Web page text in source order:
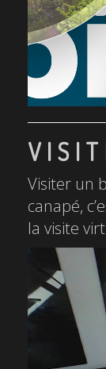
Visiter un
canapé,
la visite